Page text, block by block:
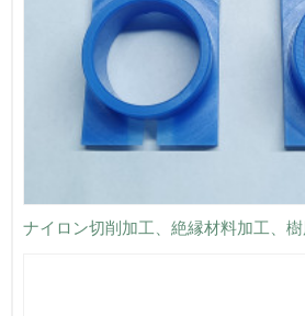
ナイロン切削加工、絶縁材料加工、